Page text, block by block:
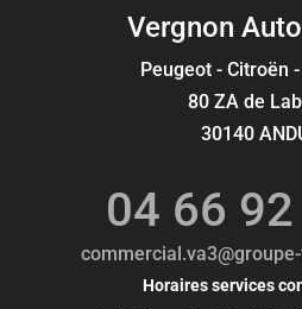
Vergnon
Peugeot - Citroën -
80 ZA de
30140
04 66
Horaires services